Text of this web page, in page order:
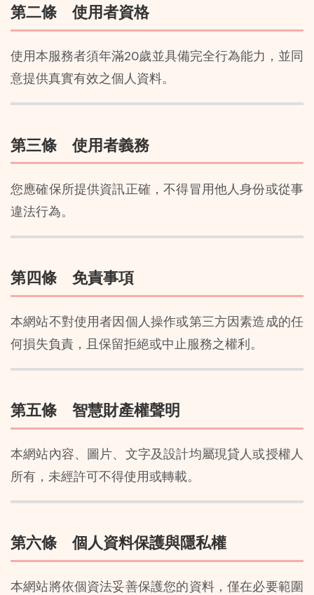
第二條 使用者資格
使用本服務者須年滿20歲並具備完全行為能力，並同
意提供真實有效之個人資料。
第三條 使用者義務
您應確保所提供資訊正確，不得冒用他人身份或從事
違法行為。
第四條 免責事項
本網站不對使用者因個人操作或第三方因素造成的任
何損失負責，且保留拒絕或中止服務之權利。
第五條 智慧財產權聲明
本網站內容、圖片、文字及設計均屬現貸人或授權人
所有，未經許可不得使用或轉載。
第六條 個人資料保護與隱私權
本網站將依個資法妥善保護您的資料，僅在必要範圍